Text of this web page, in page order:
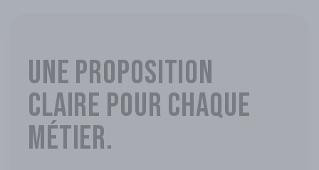
Une proposition
claire pour chaque
métier.